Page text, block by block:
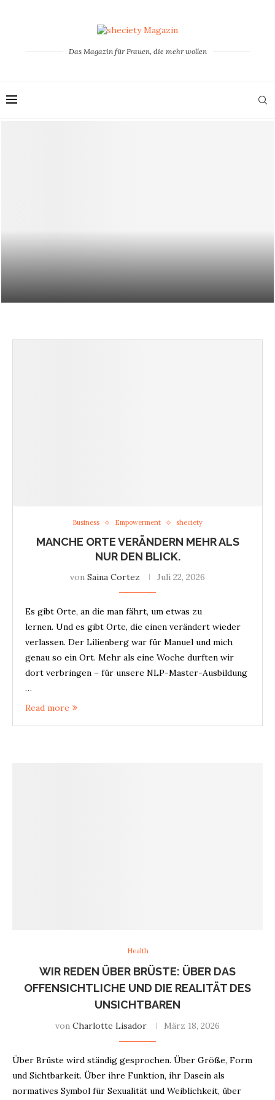
Das Magazin für Frauen, die mehr wollen
Business Empowerment sheciety
MANCHE ORTE VERÄNDERN MEHR ALS
NUR DEN BLICK.
von Saina Cortez Juli 22, 2026
Es gibt Orte, an die man fährt, um etwas zu
lernen. Und es gibt Orte, die einen verändert wieder
verlassen. Der Lilienberg war für Manuel und mich
genau so ein Ort. Mehr als eine Woche durften wir
dort verbringen – für unsere NLP-Master-Ausbildung
…
Read more
Health
WIR REDEN ÜBER BRÜSTE: ÜBER DAS
OFFENSICHTLICHE UND DIE REALITÄT DES
UNSICHTBAREN
von Charlotte Lisador März 18, 2026
Über Brüste wird ständig gesprochen. Über Größe, Form
und Sichtbarkeit. Über ihre Funktion, ihr Dasein als
normatives Symbol für Sexualität und Weiblichkeit, über